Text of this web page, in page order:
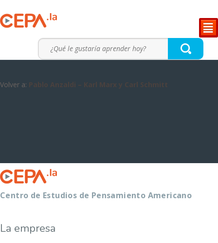
²
Volver a: Pablo Anzaldi – Karl Marx y Carl Schmitt
Centro de Estudios de Pensamiento Americano
La empresa